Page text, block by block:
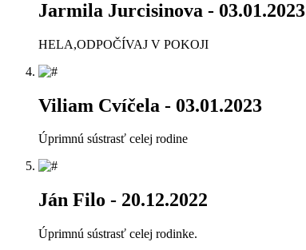
Jarmila Jurcisinova - 03.01.2023
HELA,ODPOČÍVAJ V POKOJI
Viliam Cvíčela - 03.01.2023
Úprimnú sústrasť celej rodine
Ján Filo - 20.12.2022
Úprimnú sústrasť celej rodinke.